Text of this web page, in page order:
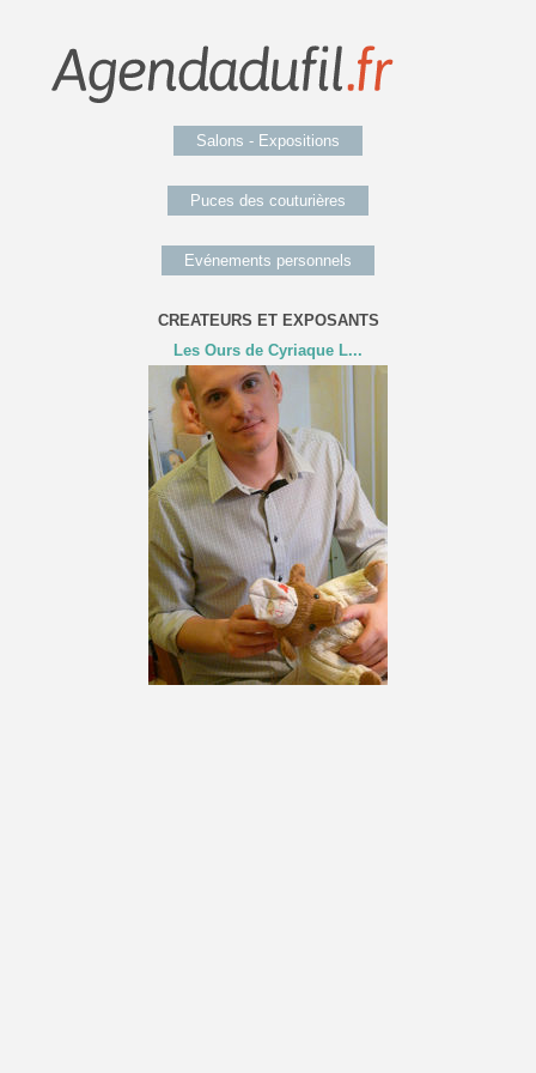
Salons - Expositions
Puces des couturières
Evénements personnels
CREATEURS ET EXPOSANTS
Les Ours de Cyriaque L...